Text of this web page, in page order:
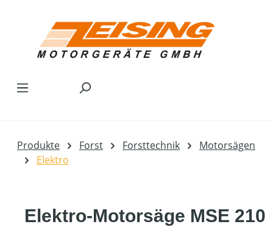
Produkte Forst Forsttechnik
Motorsägen
Elektro
Elektro-Motorsäge MSE 210